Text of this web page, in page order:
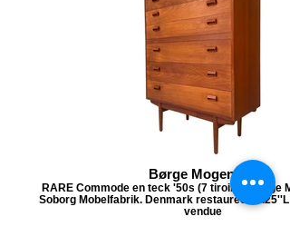
Børge Mogensen
RARE Commode en teck '50s (7 tiroirs ) Børge
Soborg Mobelfabrik. Denmark restaurée 39.25''L
vendue